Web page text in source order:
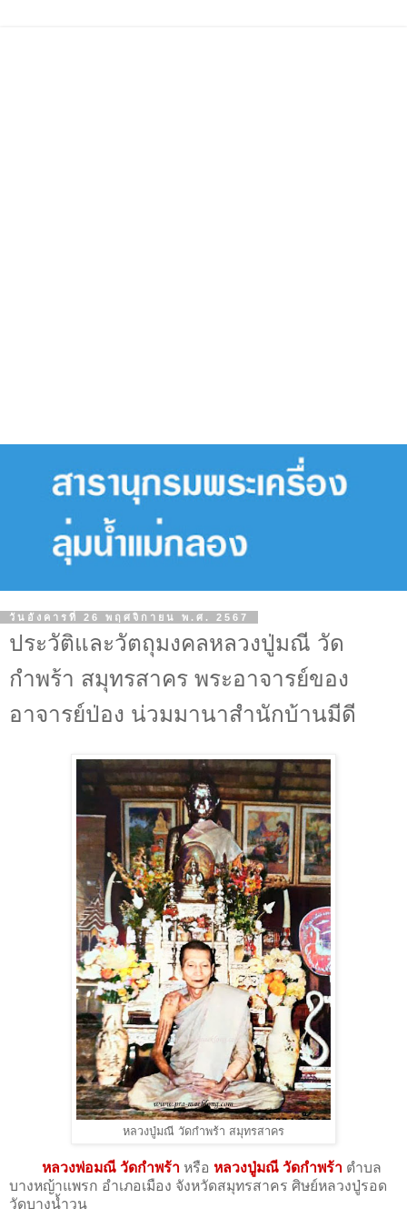
วันอังคารที่ 26 พฤศจิกายน พ.ศ. 2567
ประวัติและวัตถุมงคลหลวงปู่มณี วัด
กำพร้า สมุทรสาคร พระอาจารย์ของ
อาจารย์ป่อง น่วมมานาสำนักบ้านมีดี
หลวงปู่มณี วัดกำพร้า สมุทรสาคร
หลวงพ่อมณี วัดกำพร้า หรือ หลวงปู่มณี วัดกำพร้า ตำบล
บางหญ้าแพรก อำเภอเมือง จังหวัดสมุทรสาคร ศิษย์หลวงปู่รอด
วัดบางน้ำวน